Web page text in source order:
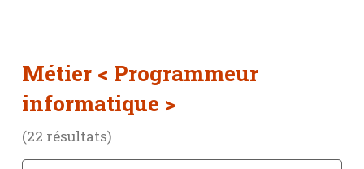
Métier < Programmeur
informatique >
(22 résultats)